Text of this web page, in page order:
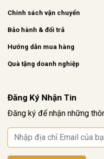
Chính sách vận chuyển
Bảo hành & đổi trả
Hướng dẫn mua hàng
Quà tặng doanh nghiệp
Đăng Ký Nhận Tin
Đăng ký để nhận những